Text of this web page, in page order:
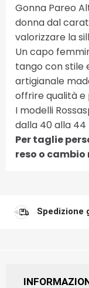
Gonna Pareo
donna dal
valorizzare la
Un capo
tango con stile
artigianale
offrire qualità e
I modelli
dalla 40 alla
Per taglie
reso o cambio
Spedizione